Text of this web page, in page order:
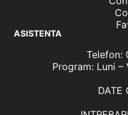
ASISTENTA
Telefon:
Program: Luni –
DATE